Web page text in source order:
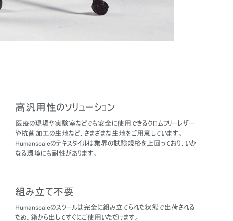
高汎用性のソリューション
医療の現場や実験室などでも安全に使用できるクロムフリーレザー
や抗菌加工の生地など、さまざまな生地をご用意しています。
Humanscaleのテキスタイルは業界の試験規格を上回っており、いか
なる環境にも耐性があります。
組み立て不要
Humanscaleのスツールは完全に組み立てられた状態で出荷される
ため、箱から出してすぐにご使用いただけます。